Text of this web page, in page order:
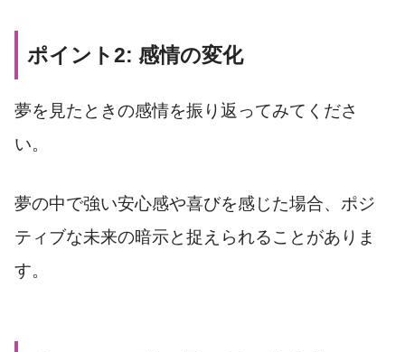
ポイント2: 感情の変化
夢を見たときの感情を振り返ってみてくださ
い。
夢の中で強い安心感や喜びを感じた場合、ポジ
ティブな未来の暗示と捉えられることがありま
す。